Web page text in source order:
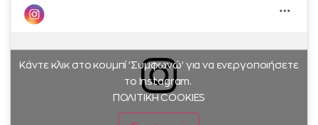
Κάντε κλικ στο κουμπί 'Συμφωνώ' για να ενεργοποιήσετε
το Instagram.
ΠΟΛΙΤΙΚΗ COOKIES